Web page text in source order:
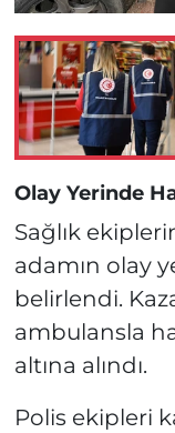
Olay Yerinde
Sağlık
adamın olay
belirlendi.
ambulansla
altına alındı.
Polis ekipleri